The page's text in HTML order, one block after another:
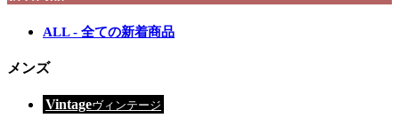
ALL - 全ての新着商品
メンズ
Vintageヴィンテージ